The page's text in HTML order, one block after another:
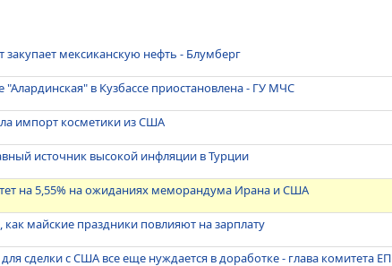
закупает мексиканскую нефть - Блумберг
в Кузбассе приостановлена - ГУ МЧС
импорт косметики из США
источник высокой инфляции в Турции
на 5,55% на ожиданиях меморандума Ирана и США
как майские праздники повлияют на зарплату
сделки с США все еще нуждается в доработке - глава комитета ЕП